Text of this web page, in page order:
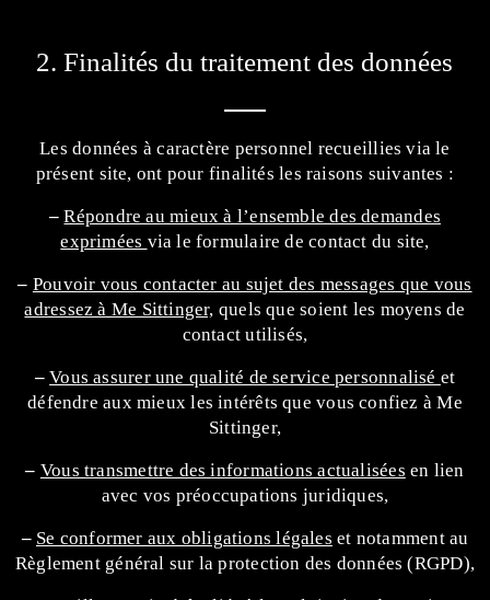
2. Finalités du traitement des données
Les données à caractère personnel recueillies via le
présent site, ont pour finalités les raisons suivantes :
–Répondre au mieux à l’ensemble des demandes
exprimées via le formulaire de contact du site,
– Pouvoir vous contacter au sujet des messages que vous
adressez à Me Sittinger, quels que soient les moyens de
contact utilisés,
–Vous assurer une qualité de service personnalisé et
défendre aux mieux les intérêts que vous confiez à Me
Sittinger,
– Vous transmettre des informations actualisées en lien
avec vos préoccupations juridiques,
– Se conformer aux obligations légales et notamment au
Règlement général sur la protection des données (RGPD),